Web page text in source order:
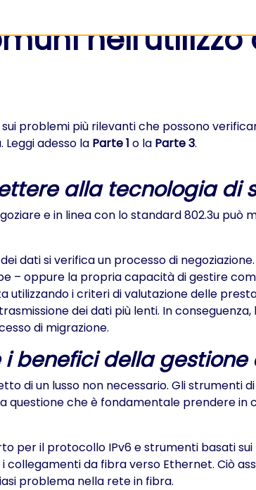
problemi più rilevanti che possono
adesso la Parte 1 o la Parte 3.
alla tecnologia di
e in linea con lo standard 802.3u
dati si verifica un processo di
– oppure la propria capacità di gestire
i criteri di valutazione delle
dei dati più lenti. In
di migrazione.
benefici della gestione
di un lusso non necessario. Gli strumenti
che è fondamentale prendere in
per il protocollo IPv6 e strumenti basati sui
da fibra verso Ethernet. Ciò
problema nella rete in fibra.